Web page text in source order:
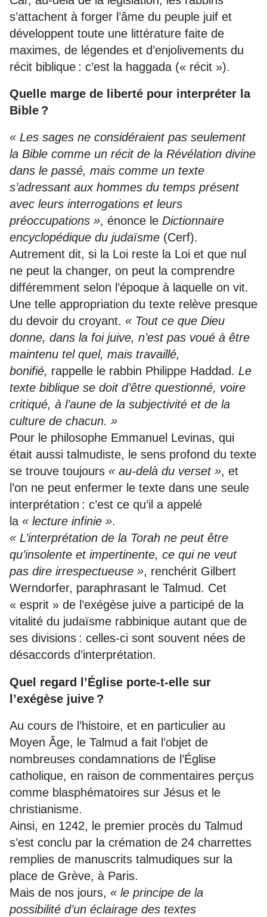
s’attachent à forger l’âme du peuple juif et
développent toute une littérature faite de
maximes, de légendes et d’enjolivements du
récit biblique : c’est la haggada (« récit »).
Quelle marge de liberté pour interpréter la
Bible ?
« Les sages ne considéraient pas seulement
la Bible comme un récit de la Révélation divine
dans le passé, mais comme un texte
s’adressant aux hommes du temps présent
avec leurs interrogations et leurs
préoccupations », énonce le Dictionnaire
encyclopédique du judaïsme (Cerf).
Autrement dit, si la Loi reste la Loi et que nul
ne peut la changer, on peut la comprendre
différemment selon l’époque à laquelle on vit.
Une telle appropriation du texte relève presque
du devoir du croyant. « Tout ce que Dieu
donne, dans la foi juive, n’est pas voué à être
maintenu tel quel, mais travaillé,
bonifié, rappelle le rabbin Philippe Haddad. Le
texte biblique se doit d’être questionné, voire
critiqué, à l’aune de la subjectivité et de la
culture de chacun. »
Pour le philosophe Emmanuel Levinas, qui
était aussi talmudiste, le sens profond du texte
se trouve toujours « au-delà du verset », et
l’on ne peut enfermer le texte dans une seule
interprétation : c’est ce qu’il a appelé
la « lecture infinie ».
« L’interprétation de la Torah ne peut être
qu’insolente et impertinente, ce qui ne veut
pas dire irrespectueuse », renchérit Gilbert
Wern­dor­fer, paraphrasant le Talmud. Cet
« esprit » de l’exégèse juive a participé de la
vitalité du judaïsme rabbinique autant que de
ses divisions : celles-ci sont souvent nées de
désaccords d’interprétation.
Quel regard l’Église porte-t-elle sur
l’exégèse juive ?
Au cours de l’histoire, et en particulier au
Moyen Âge, le Talmud a fait l’objet de
nombreuses condamnations de l’Église
catholique, en raison de commentaires perçus
comme blasphématoires sur Jésus et le
christianisme.
Ainsi, en 1242, le premier procès du Talmud
s’est conclu par la crémation de 24 charrettes
remplies de manuscrits talmudiques sur la
place de Grève, à Paris.
Mais de nos jours, « le principe de la
possibilité d’un éclairage des textes